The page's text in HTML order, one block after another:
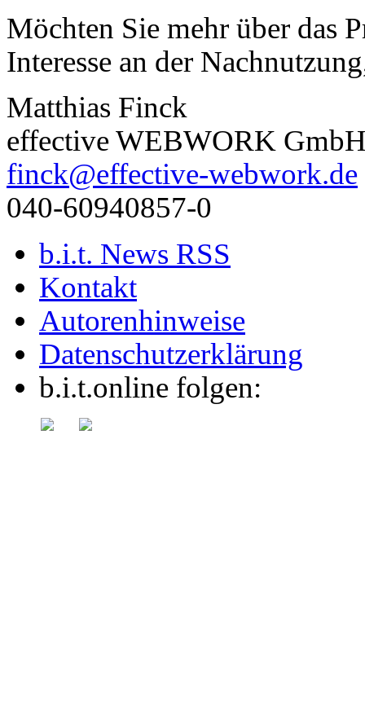
Möchten Sie mehr über das
Interesse an der
Matthias Finck
effective WEBWORK
finck@effective-webwork.de
040-60940857-0
b.i.t. News RSS
Kontakt
Autorenhinweise
Datenschutzerklärung
b.i.t.online folgen: